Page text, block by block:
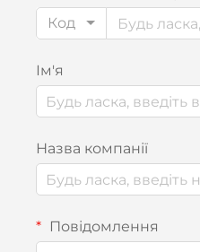
Код
Ім'я
Назва компанії
Повідомлення